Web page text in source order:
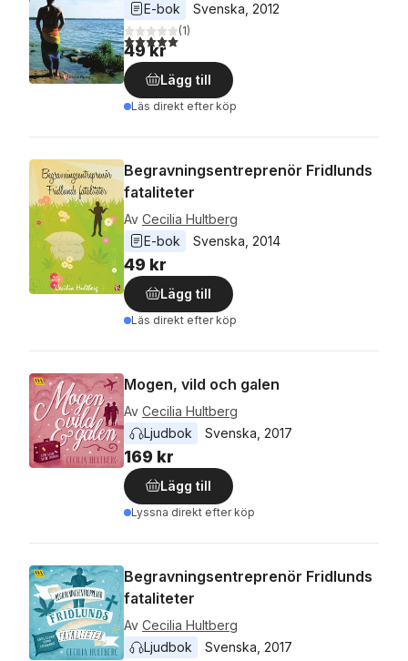
E-bok
Svenska 2012
5,0utav 5 stjärnor. Totalt antal röster:
(1)
49 kr
Lägg till
Läs direkt efter köp
Begravningsentreprenör Fridlunds
fataliteter
Av Cecilia Hultberg
E-bok
Svenska 2014
49 kr
Lägg till
Läs direkt efter köp
Mogen, vild och galen
Av Cecilia Hultberg
Ljudbok
Svenska 2017
169 kr
Lägg till
Lyssna direkt efter köp
Begravningsentreprenör Fridlunds
fataliteter
Av Cecilia Hultberg
Ljudbok
Svenska 2017